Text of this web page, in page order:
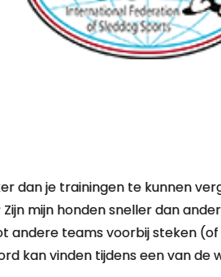
dan je trainingen te kunnen
mijn honden sneller dan
andere teams voorbij steken
kan vinden tijdens een van